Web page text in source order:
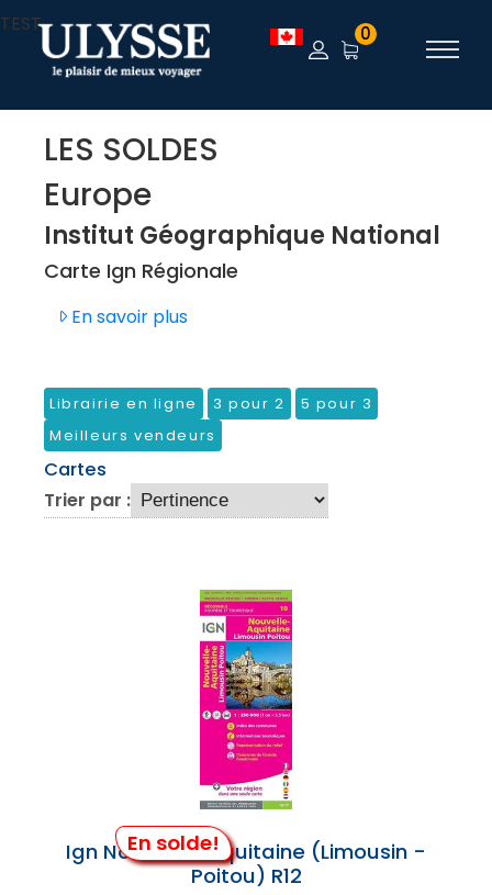
TEST 0
LES SOLDES
Europe
Institut Géographique National
Carte Ign Régionale
En savoir plus
Librairie en ligne 3 pour 2
5 pour 3
Meilleurs vendeurs
Cartes
Trier par :
En solde!
Ign Nouvelle-Aquitaine (Limousin -
Poitou) R12